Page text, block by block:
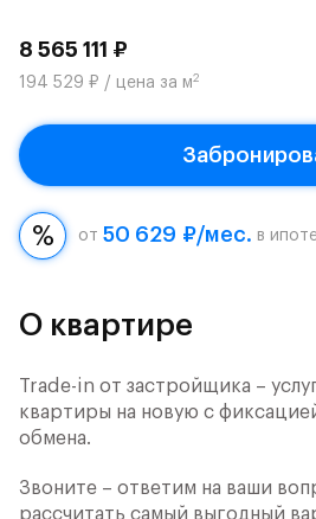
8 565 111 ₽
194 529 ₽ / цена за м2
от 50 629 ₽/мес. в
О квартире
Trade-in от застройщика –
квартиры на новую с
обмена.
Звоните – ответим на ваши
рассчитать самый выгодный